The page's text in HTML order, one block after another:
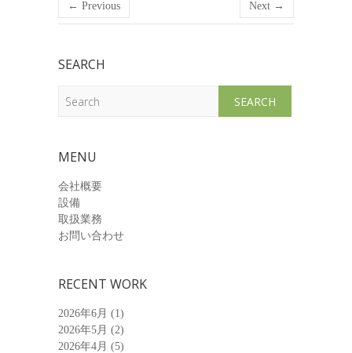
← Previous Next →
SEARCH
MENU
会社概要
設備
取扱業務
お問い合わせ
RECENT WORK
2026年6月 (1)
2026年5月 (2)
2026年4月 (5)